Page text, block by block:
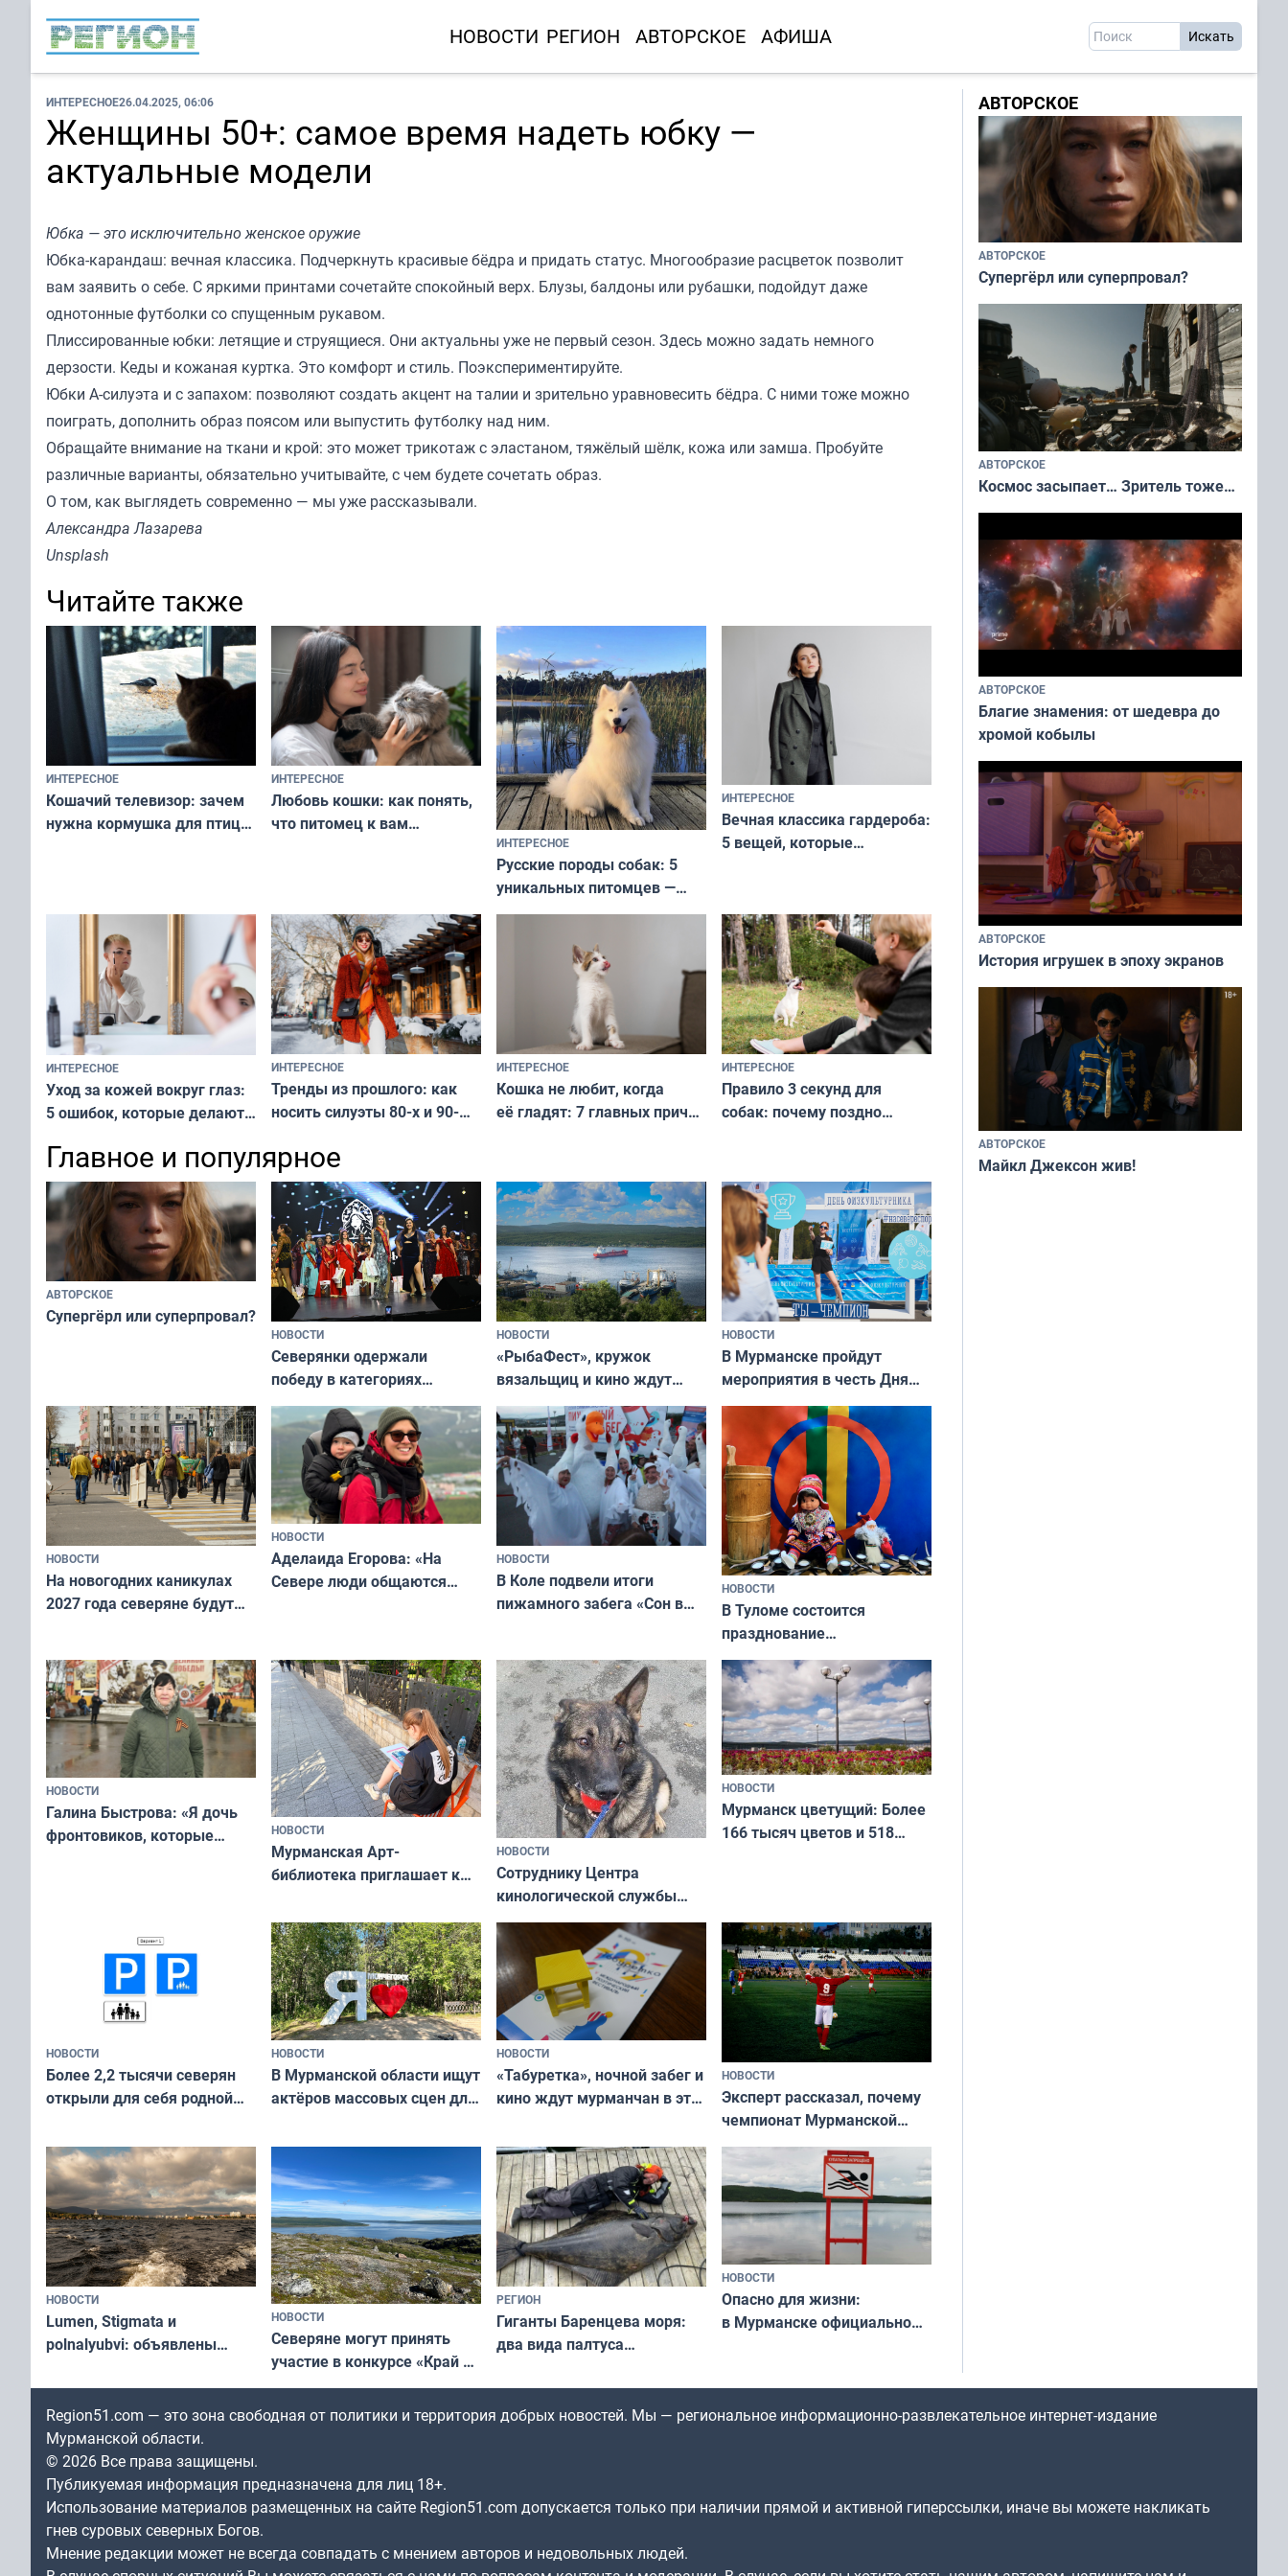
НОВОСТИ РЕГИОН АВТОРСКОЕ АФИША
ИНТЕРЕСНОЕ26.04.2025, 06:06
Женщины 50+: самое время надеть юбку —
актуальные модели
Юбка — это исключительно женское оружие
Юбка-карандаш: вечная классика. Подчеркнуть красивые бёдра и придать статус. Многообразие расцветок позволит
вам заявить о себе. С яркими принтами сочетайте спокойный верх. Блузы, балдоны или рубашки, подойдут даже
однотонные футболки со спущенным рукавом.
Плиссированные юбки: летящие и струящиеся. Они актуальны уже не первый сезон. Здесь можно задать немного
дерзости. Кеды и кожаная куртка. Это комфорт и стиль. Поэкспериментируйте.
Юбки А-силуэта и с запахом: позволяют создать акцент на талии и зрительно уравновесить бёдра. С ними тоже можно
поиграть, дополнить образ поясом или выпустить футболку над ним.
Обращайте внимание на ткани и крой: это может трикотаж с эластаном, тяжёлый шёлк, кожа или замша. Пробуйте
различные варианты, обязательно учитывайте, с чем будете сочетать образ.
О том, как выглядеть современно — мы уже рассказывали.
Александра Лазарева
Unsplash
Читайте также
ИНТЕРЕСНОЕ
Кошачий телевизор: зачем
нужна кормушка для птиц
ИНТЕРЕСНОЕ
Любовь кошки: как понять,
что питомец к вам
ИНТЕРЕСНОЕ
Русские породы собак: 5
уникальных питомцев —
национальные сокровища
и характером
ИНТЕРЕСНОЕ
Вечная классика гардероба:
5 вещей, которые
и актуально в любой сезон
ИНТЕРЕСНОЕ
Уход за кожей вокруг глаз:
5 ошибок, которые делают
и вернуть свежий взгляд
без дорогих средств
ИНТЕРЕСНОЕ
Тренды из прошлого: как
носить силуэты 80-х и 90-
современно и стильно без
переплат
ИНТЕРЕСНОЕ
Кошка не любит, когда
её гладят: 7 главных причин
независимому питомцу
ИНТЕРЕСНОЕ
Правило 3 секунд для
собак: почему поздно
питомцу всё сразу и без
криков
Главное и популярное
АВТОРСКОЕ
Супергёрл или суперпровал?
НОВОСТИ
Северянки одержали
победу в категориях
всероссийского конкурса
«Мисс и Миссис Великая
Русь»
НОВОСТИ
«РыбаФест», кружок
вязальщиц и кино ждут
мурманчан в эти выходные
НОВОСТИ
В Мурманске пройдут
мероприятия в честь Дня
физкультурника
НОВОСТИ
На новогодних каникулах
2027 года северяне будут
НОВОСТИ
Аделаида Егорова: «На
Севере люди общаются
НОВОСТИ
В Коле подвели итоги
пижамного забега «Сон в
НОВОСТИ
В Туломе состоится
празднование
Международного дня
коренных народов мира
НОВОСТИ
Галина Быстрова: «Я дочь
фронтовиков, которые
НОВОСТИ
Мурманская Арт-
библиотека приглашает к
и фотографов
НОВОСТИ
Сотруднику Центра
кинологической службы
ищут новый дом
НОВОСТИ
Мурманск цветущий: Более
166 тысяч цветов и 518
НОВОСТИ
Более 2,2 тысячи северян
открыли для себя родной
«Туризм для своих»
НОВОСТИ
В Мурманской области ищут
актёров массовых сцен для
короткометражном фильме
НОВОСТИ
«Табуретка», ночной забег и
кино ждут мурманчан в эти
НОВОСТИ
Эксперт рассказал, почему
чемпионат Мурманской
области по футболу остался
незамеченным
НОВОСТИ
Lumen, Stigmata и
polnalyubvi: объявлены
«Имандра» в 2026 года
НОВОСТИ
Северяне могут принять
участие в конкурсе «Край у
северной границы: фотогид
по Печенгскому округу»
РЕГИОН
Гиганты Баренцева моря:
два вида палтуса
НОВОСТИ
Опасно для жизни:
в Мурманске официально
АВТОРСКОЕ
АВТОРСКОЕ
Супергёрл или суперпровал?
АВТОРСКОЕ
Космос засыпает… Зритель тоже…
АВТОРСКОЕ
Благие знамения: от шедевра до
хромой кобылы
АВТОРСКОЕ
История игрушек в эпоху экранов
АВТОРСКОЕ
Майкл Джексон жив!
Region51.com — это зона свободная от политики и территория добрых новостей. Мы — региональное информационно-развлекательное интернет-издание
Мурманской области.
© 2026 Все права защищены.
Публикуемая информация предназначена для лиц 18+.
Использование материалов размещенных на сайте Region51.com допускается только при наличии прямой и активной гиперссылки, иначе вы можете накликать
гнев суровых северных Богов.
Мнение редакции может не всегда совпадать с мнением авторов и недовольных людей.